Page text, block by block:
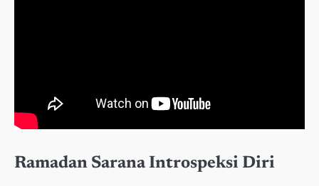
Ramadan Sarana Introspeksi Diri